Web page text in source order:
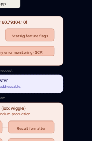
Statsig feature flags
error monitoring (GCP)
wiggle)
production
Result formatter